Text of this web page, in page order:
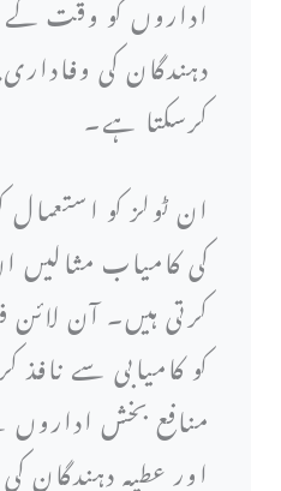
دہندگان کی
کرسکتا ہے۔
ان ٹولز کو
کی کامیاب مثالیں
کرتی ہیں۔ آن لائن
کو کامیابی سے
منافع بخش
اور عطیہ دہندگان